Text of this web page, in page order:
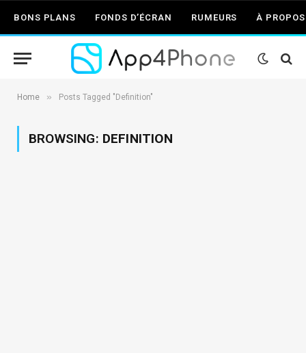
BONS PLANS FONDS D’ÉCRAN RUMEURS À PROPOS
Home » Posts Tagged "Definition"
BROWSING: DEFINITION